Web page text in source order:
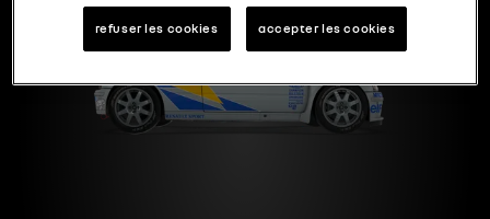
Type A
refuser les cookies accepter les cookies